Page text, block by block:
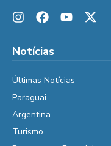
Notícias
Últimas Notícias
Paraguai
Argentina
Turismo